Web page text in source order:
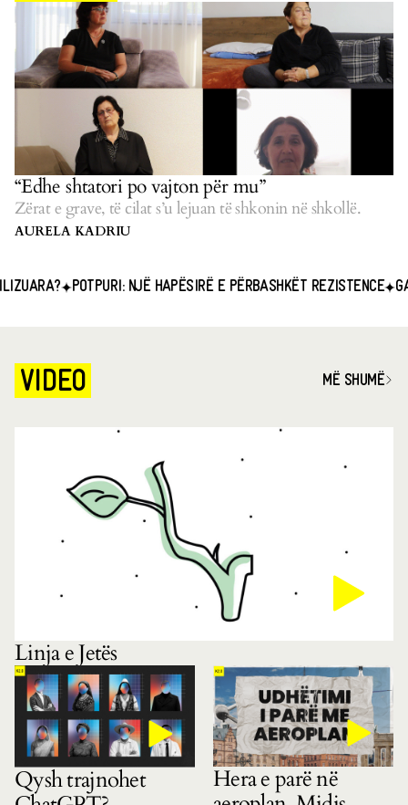
“Edhe shtatori po vajton për mu”
Zërat e grave, të cilat s’u lejuan të shkonin në shkollë.
AURELA KADRIU
POTPURI: NJË HAPËSIRË E PËRBASHKËT REZISTENCE
VIDEO MË SHUMË
Linja e Jetës
Qysh trajnohet
Hera e parë në